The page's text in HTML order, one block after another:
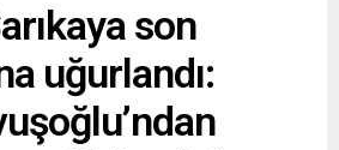
son
uğurlandı: